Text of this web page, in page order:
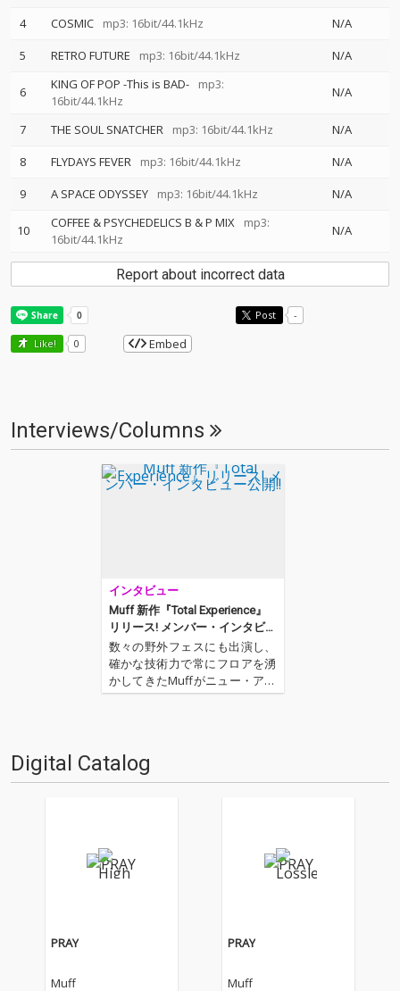
4
COSMIC mp3: 16bit/44.1kHz
N/A
5
RETRO FUTURE mp3: 16bit/44.1kHz N/A
6 KING OF POP -This is BAD-
mp3:
16bit/44.1kHz
N/A
7 THE SOUL SNATCHER mp3: 16bit/44.1kHz
N/A
8
FLYDAYS FEVER mp3: 16bit/44.1kHz
N/A
9
A SPACE ODYSSEY mp3: 16bit/44.1kHz N/A
10 COFFEE & PSYCHEDELICS B & P MIX
mp3:
16bit/44.1kHz
N/A
Report about incorrect data
Post -
Like! 0 Embed
Interviews/Columns
インタビュー
Muff 新作『Total Experience』
リリース! メンバー・インタビュ
ー公開!!
数々の野外フェスにも出演し、
確かな技術力で常にフロアを湧
かしてきたMuffがニュー・アル
バム『Total Experience』をリ
oking Flavor」で始…
Digital Catalog
PRAY
Muff
PRAY
Muff